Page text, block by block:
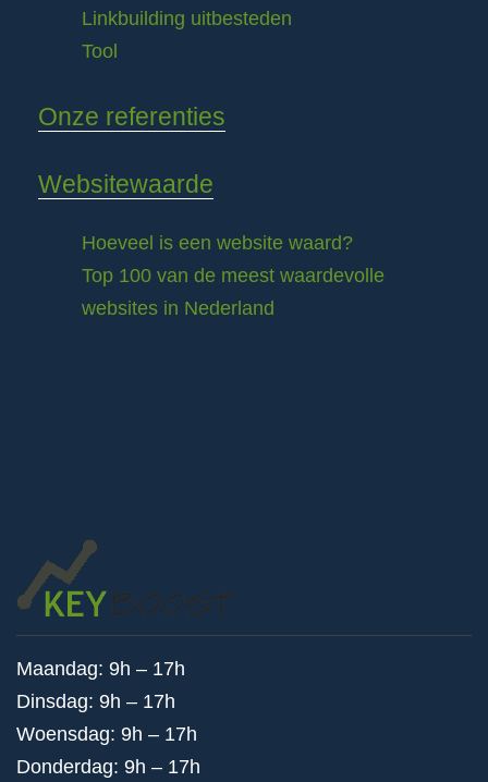
Linkbuilding uitbesteden
Tool
Onze referenties
Websitewaarde
Hoeveel is een website waard?
Top 100 van de meest waardevolle
websites in Nederland
Maandag: 9h – 17h
Dinsdag: 9h – 17h
Woensdag: 9h – 17h
Donderdag: 9h – 17h